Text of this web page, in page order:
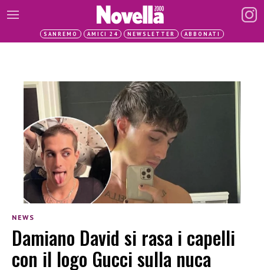
SANREMO AMICI 24 NEWSLETTER ABBONATI
NEWS
Damiano David si rasa i capelli
con il logo Gucci sulla nuca